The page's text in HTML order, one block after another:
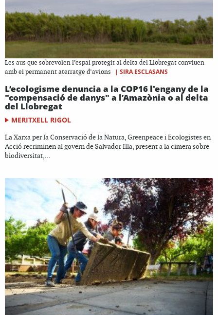
Les aus que sobrevolen l’espai protegit al delta del Llobregat conviuen
amb el permanent aterratge d’avions
| SIRA ESCLASANS
L’ecologisme denuncia a la COP16 l'engany de la
"compensació de danys" a l’Amazònia o al delta
del Llobregat
MERITXELL RIGOL
La Xarxa per la Conservació de la Natura, Greenpeace i Ecologistes en
Acció recriminen al govern de Salvador Illa, present a la cimera sobre
biodiversitat,...